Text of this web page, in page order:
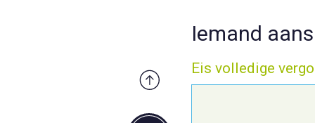
Iemand
Eis volledige